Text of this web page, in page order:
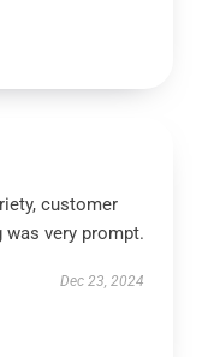
customer
was very prompt.
Dec 23, 2024